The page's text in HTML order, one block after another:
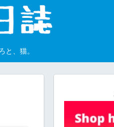
、猫。